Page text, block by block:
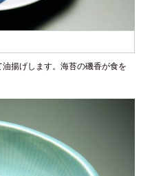
揚げします。海苔の磯香が食を